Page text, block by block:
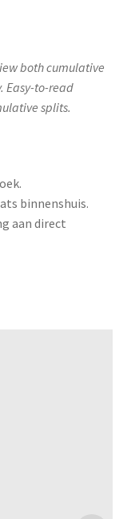
both cumulative
Easy-to-read
splits.
binnenshuis.
aan direct